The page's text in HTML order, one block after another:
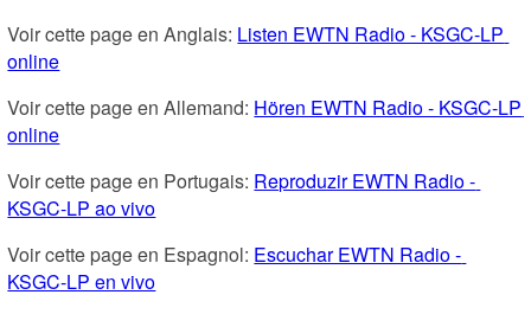
Voir cette page en Anglais: Listen EWTN Radio - KSGC-LP
online
Voir cette page en Allemand: Hören EWTN Radio - KSGC-LP
online
Voir cette page en Portugais: Reproduzir EWTN Radio -
KSGC-LP ao vivo
Voir cette page en Espagnol: Escuchar EWTN Radio -
KSGC-LP en vivo